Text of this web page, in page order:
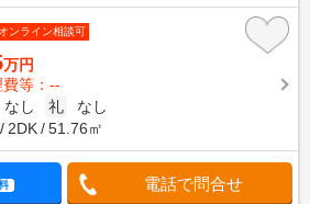
ンライン相談可
万円
等：--
なし 礼
なし
2DK 51.76㎡
電話で問合せ